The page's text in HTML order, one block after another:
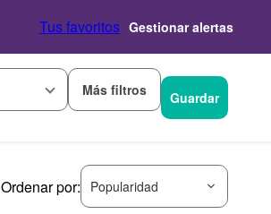
Tus favoritos Gestionar alertas
Más filtros Guardar
Ordenar por: Popularidad